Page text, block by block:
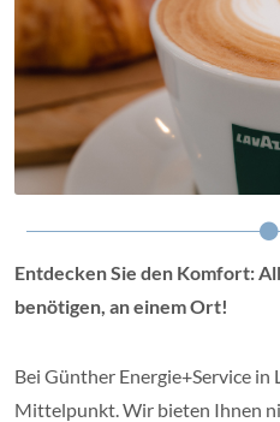
Entdecken Sie den Komfort:
benötigen, an einem Ort!
Bei Günther Energie+Service
Mittelpunkt. Wir bieten Ihnen